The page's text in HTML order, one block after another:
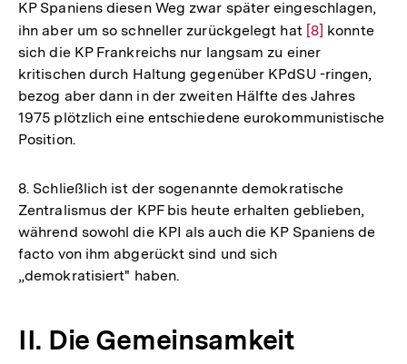
KP Spaniens diesen Weg zwar später eingeschlagen,
ihn aber um so schneller zurückgelegt hat Zur
Auflösung
der
Fußnote
[8] konnte
sich die KP Frankreichs nur langsam zu einer
kritischen durch Haltung gegenüber KPdSU -ringen,
bezog aber dann in der zweiten Hälfte des Jahres
1975 plötzlich eine entschiedene eurokommunistische
Position.
8. Schließlich ist der sogenannte demokratische
Zentralismus der KPF bis heute erhalten geblieben,
während sowohl die KPI als auch die KP Spaniens de
facto von ihm abgerückt sind und sich
„demokratisiert" haben.
II. Die Gemeinsamkeit